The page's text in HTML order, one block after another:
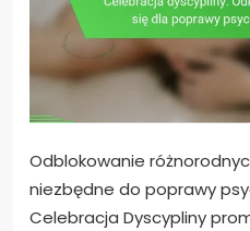
Odblokowanie
niezbędne do poprawy
Celebracja Dyscypliny